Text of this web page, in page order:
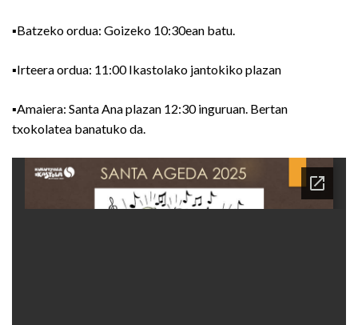
▪Batzeko ordua: Goizeko 10:30ean batu.
▪Irteera ordua: 11:00 Ikastolako jantokiko plazan
▪Amaiera: Santa Ana plazan 12:30 inguruan. Bertan
txokolatea banatuko da.